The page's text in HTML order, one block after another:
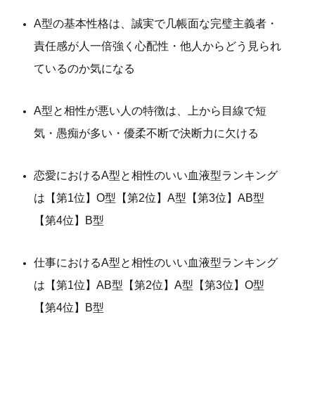
A型の基本性格は、誠実で几帳面な完璧主義者・
責任感が人一倍強く心配性・他人からどう見られ
ているのか気になる
A型と相性が悪い人の特徴は、上から目線で短
気・愚痴が多い・優柔不断で決断力に欠ける
恋愛におけるA型と相性のいい血液型ランキング
は【第1位】O型【第2位】A型【第3位】AB型
【第4位】B型
仕事におけるA型と相性のいい血液型ランキング
は【第1位】AB型【第2位】A型【第3位】O型
【第4位】B型